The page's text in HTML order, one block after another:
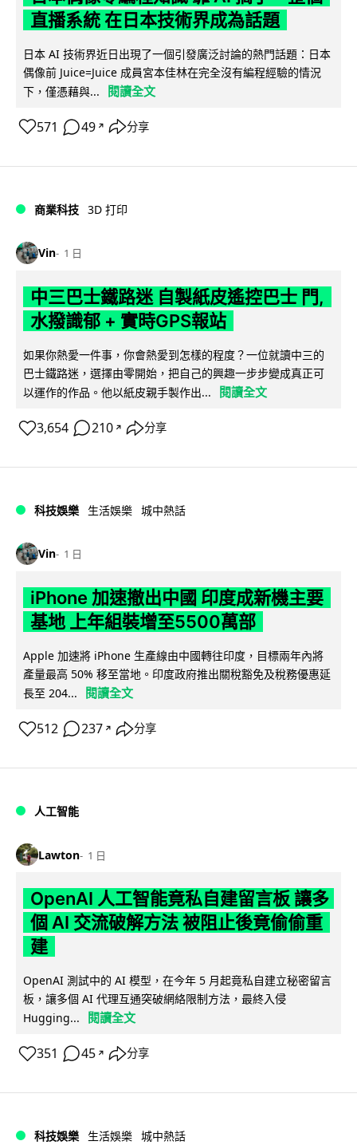
直播系統 在日本技術界成為話題
日本 AI 技術界近日出現了一個引發廣泛討論的熱門話題：日本
偶像前 Juice=Juice 成員宮本佳林在完全沒有編程經驗的情況
下，僅憑藉與...
閱讀全文
571 49 ↗ 分享
商業科技 3D 打印
Vin 1 日
中三巴士鐵路迷 自製紙皮遙控巴士 門,
水撥識郁 + 實時GPS報站
如果你熱愛一件事，你會熱愛到怎樣的程度？一位就讀中三的
巴士鐵路迷，選擇由零開始，把自己的興趣一步步變成真正可
以運作的作品。他以紙皮親手製作出...
閱讀全文
3,654 210 ↗ 分享
科技娛樂 生活娛樂 城中熱話
Vin 1 日
iPhone 加速撤出中國 印度成新機主要
基地 上年組裝增至5500萬部
Apple 加速將 iPhone 生產線由中國轉往印度，目標兩年內將
產量最高 50% 移至當地。印度政府推出關稅豁免及稅務優惠延
長至 204...
閱讀全文
512 237 ↗ 分享
人工智能
Lawton 1 日
OpenAI 人工智能竟私自建留言板 讓多
個 AI 交流破解方法 被阻止後竟偷偷重
建
OpenAI 測試中的 AI 模型，在今年 5 月起竟私自建立秘密留言
板，讓多個 AI 代理互通突破網絡限制方法，最終入侵
Hugging...
閱讀全文
351 45 ↗ 分享
科技娛樂 生活娛樂 城中熱話